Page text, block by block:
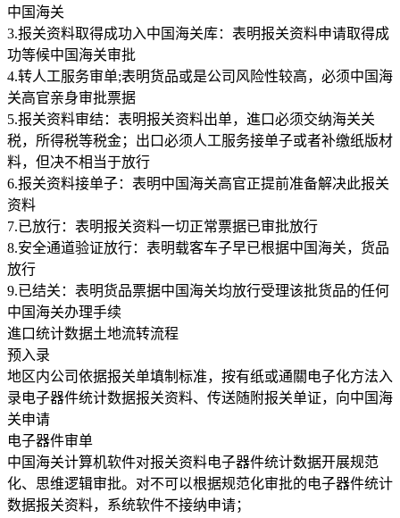
中国海关
3.报关资料取得成功入中国海关库：表明报关资料申请取得成
功等候中国海关审批
4.转人工服务审单;表明货品或是公司风险性较高，必须中国海
关高官亲身审批票据
5.报关资料审结：表明报关资料出单，進口必须交纳海关关
税，所得税等税金；出口必须人工服务接单子或者补缴纸版材
料，但决不相当于放行
6.报关资料接单子：表明中国海关高官正提前准备解决此报关
资料
7.已放行：表明报关资料一切正常票据已审批放行
8.安全通道验证放行：表明载客车子早已根据中国海关，货品
放行
9.已结关：表明货品票据中国海关均放行受理该批货品的任何
中国海关办理手续
進口统计数据土地流转流程
预入录
地区内公司依据报关单填制标准，按有纸或通關电子化方法入
录电子器件统计数据报关资料、传送随附报关单证，向中国海
关申请
电子器件审单
中国海关计算机软件对报关资料电子器件统计数据开展规范
化、思维逻辑审批。对不可以根据规范化审批的电子器件统计
数据报关资料，系统软件不接纳申请；